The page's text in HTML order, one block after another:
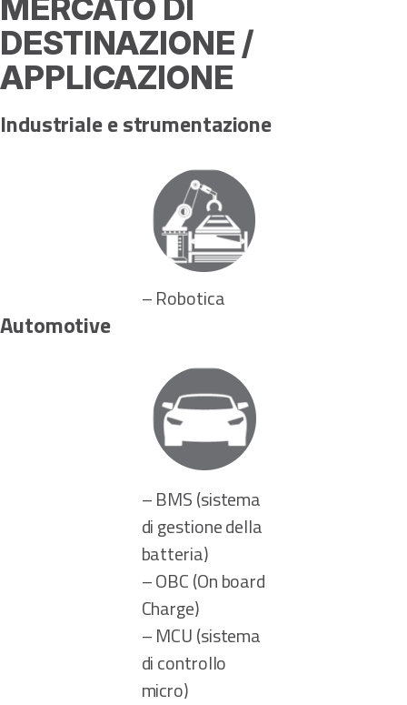
MERCATO DI
DESTINAZIONE /
APPLICAZIONE
Industriale e strumentazione
– Robotica
Automotive
– BMS (sistema
di gestione della
batteria)
– OBC (On board
Charge)
– MCU (sistema
di controllo
micro)